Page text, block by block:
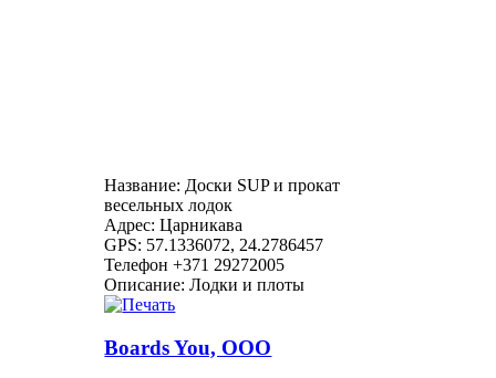
Название: Доски SUP и прокат
весельных лодок
Адрес: Царникава
GPS: 57.1336072, 24.2786457
Телефон +371 29272005
Описание: Лодки и плоты
Boards You, ООО